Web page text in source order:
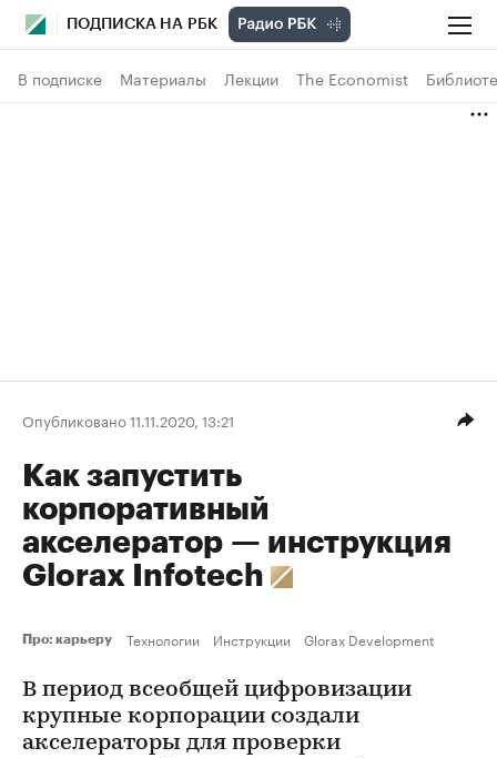
ПОДПИСКА НА РБК
В подписке Материалы Лекции The Economist
Опубликовано 11.11.2020, 13:21
Как запустить
корпоративный
акселератор — инструкция
Glorax Infotech
Про: карьеру Технологии Инструкции Glorax Development
В период всеобщей цифровизации
крупные корпорации создали
акселераторы для проверки